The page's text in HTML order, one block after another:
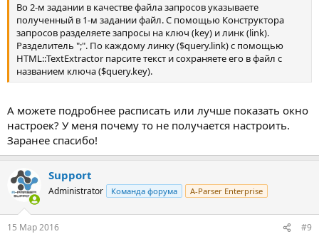
Во 2-м задании в качестве файла запросов указываете
полученный в 1-м задании файл. С помощью Конструктора
запросов разделяете запросы на ключ (key) и линк (link).
Разделитель ";". По каждому линку ($query.link) с помощью
HTML::TextExtractor парсите текст и сохраняете его в файл с
названием ключа ($query.key).
А можете подробнее расписать или лучше показать окно
настроек? У меня почему то не получается настроить.
Заранее спасибо!
Support
Administrator Команда форума A-Parser Enterprise
15 Мар 2016 #9